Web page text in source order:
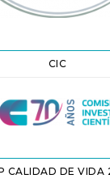
CIC
CALIDAD DE VIDA